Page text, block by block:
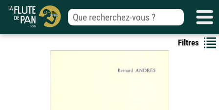
Filtres